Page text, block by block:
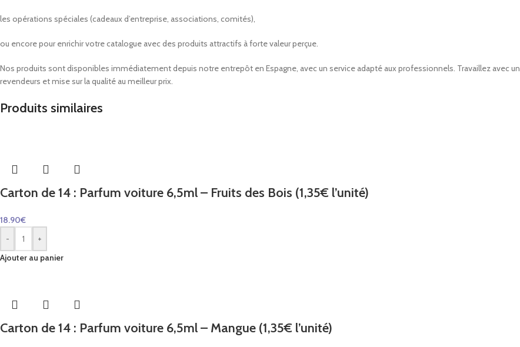
les opérations spéciales (cadeaux d’entreprise, associations, comités),
ou encore pour enrichir votre catalogue avec des produits attractifs à forte valeur perçue.
Nos produits sont disponibles immédiatement depuis notre entrepôt en Espagne, avec un service adapté aux professionnels. Travaillez avec un
revendeurs et mise sur la qualité au meilleur prix.
Produits similaires
Carton de 14 : Parfum voiture 6,5ml – Fruits des Bois (1,35€ l’unité)
18.90€
-
+
Ajouter au panier
Carton de 14 : Parfum voiture 6,5ml – Mangue (1,35€ l’unité)